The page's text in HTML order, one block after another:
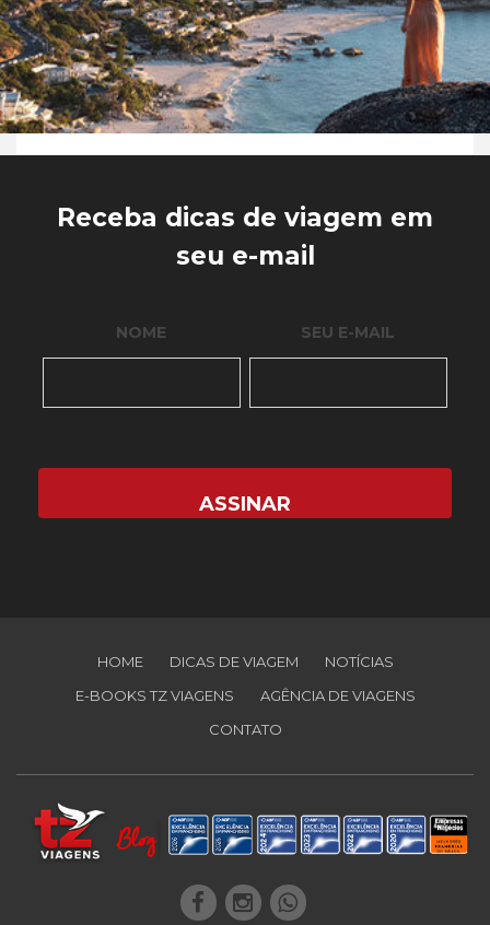
Receba dicas de viagem em
seu e-mail
NOME SEU E-MAIL
HOME DICAS DE VIAGEM
NOTÍCIAS
E-BOOKS TZ VIAGENS
AGÊNCIA DE VIAGENS
CONTATO